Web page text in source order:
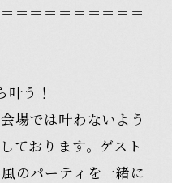
＝＝＝＝＝＝＝＝＝
叶う！
場では叶わないよう
ております。ゲスト
のパーティを一緒に